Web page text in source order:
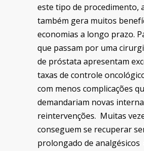
este tipo de procedimento,
também gera muitos
economias a longo prazo.
que passam por uma
de próstata apresentam
taxas de controle
com menos complicações
demandariam novas
reintervenções. Muitas
conseguem se recuperar
prolongado de